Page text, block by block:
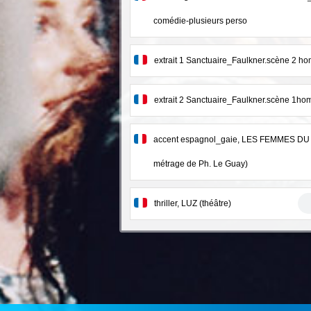
comédie-plusieurs perso
extrait 1 Sanctuaire_Faulkner.scène 2
extrait 2 Sanctuaire_Faulkner.scène
accent espagnol_gaie, LES FEMMES
métrage de Ph. Le Guay)
thriller, LUZ (théâtre)